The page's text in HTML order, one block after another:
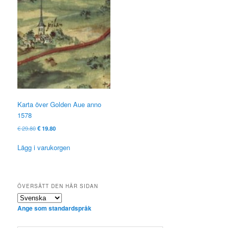
Karta över Golden Aue anno
1578
€29.80Ursprungligt
var:
€19.80Nuvarande
är:
Lägg i varukorgen
ÖVERSÄTT DEN HÄR SIDAN
Ange som standardspråk